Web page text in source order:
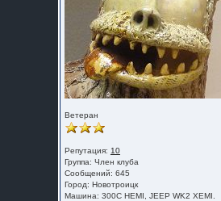
Ветеран
Репутация: 10
Группа: Член клуба
Сообщений: 645
Город: Новотроицк
Машина: 300С HEMI, JEEP WK2 ХЕМI.